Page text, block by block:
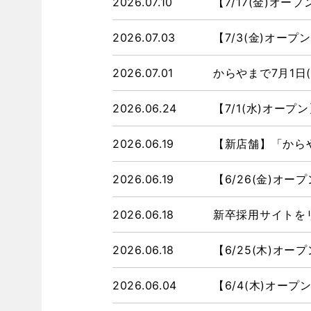
2026.07.03 【7/3(金)オープ
2026.07.01 からやまで7月1
2026.06.24 【7/1(水)オープ
2026.06.19 【新店舗】「か
2026.06.19 【6/26(金)オー
2026.06.18 新卒採用サイトを
2026.06.18 【6/25(木)オー
2026.06.04 【6/4(木)オープ